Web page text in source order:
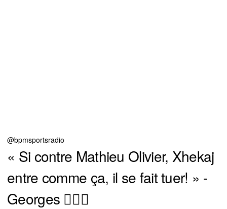
@bpmsportsradio
« Si contre Mathieu Olivier, Xhekaj
entre comme ça, il se fait tuer! » -
Georges 😵‍💫👊